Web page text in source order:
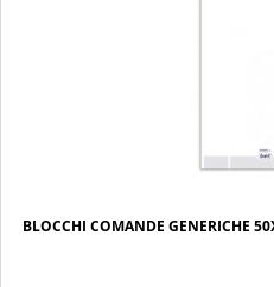
BLOCCHI COMANDE GENERICHE